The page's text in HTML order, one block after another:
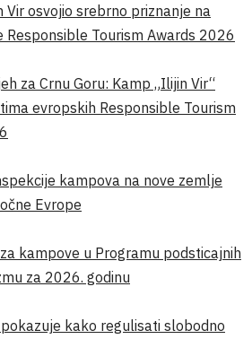
Vir osvojio srebrno priznanje na
Responsible Tourism Awards 2026
za Crnu Goru: Kamp „Ilijin Vir“
evropskih Responsible Tourism
kampova na nove zemlje
Evrope
kampove u Programu podsticajnih
za 2026. godinu
kako regulisati slobodno